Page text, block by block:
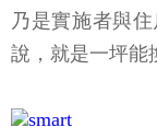
乃是實施者與
說，就是一坪能